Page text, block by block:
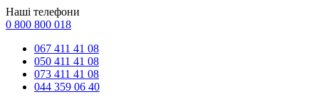
Наші телефони
0 800 800 018
067 411 41 08
050 411 41 08
073 411 41 08
044 359 06 40